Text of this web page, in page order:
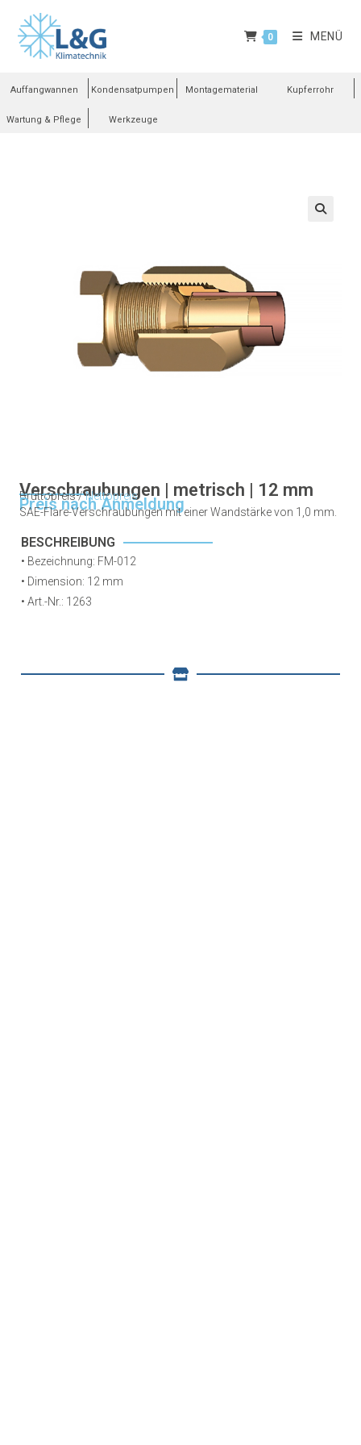
0 MENÜ
Auffangwannen Kondensatpumpen Montagematerial Kupferrohr
Wartung & Pflege Werkzeuge
Verschraubungen | metrisch | 12 mm
Bruttopreis /Nettopreis
Preis nach Anmeldung
SAE-Flare-Verschraubungen mit einer Wandstärke von 1,0 mm.
BESCHREIBUNG
• Bezeichnung: FM-012
• Dimension: 12 mm
• Art.-Nr.: 1263